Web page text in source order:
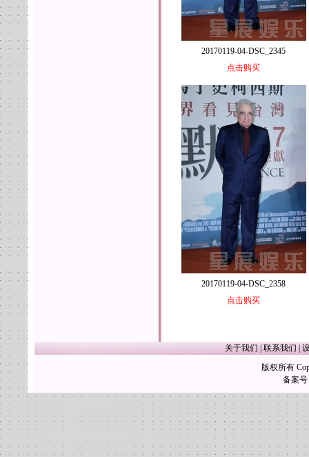
20170119-04-DSC_2345
点击购买
20170119-04-DSC_2358
点击购买
关于我们 联系我们
版权所有
备案号